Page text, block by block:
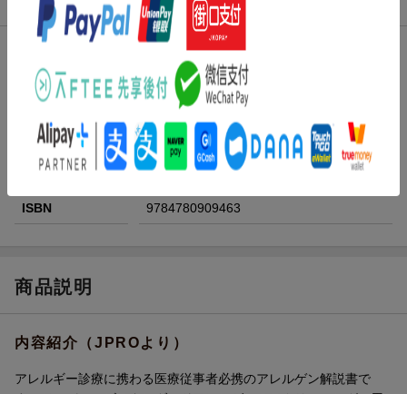
2017年03月29日頃
著者／編集 松永佳世子(編)
学研メディカル秀潤社
発行形態 単行本
ISBN 9784780909463
商品説明
内容紹介（JPROより）
アレルギー診療に携わる医療従事者必携のアレルゲン解説書で